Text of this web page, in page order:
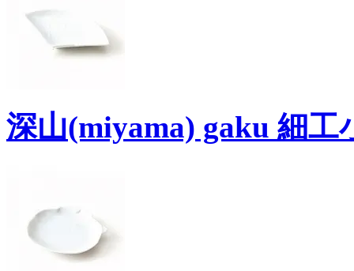
深山(miyama) gaku 細